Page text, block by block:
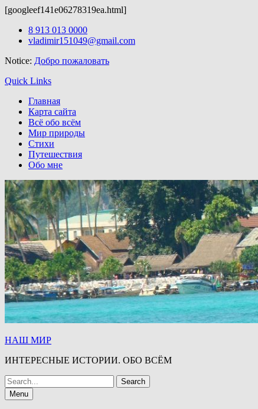
[googleef141e06278319ea.html]
Skip
8 913 013 0000
vladimir151049@gmail.com
Notice: Добро пожаловать
Quick Links
Главная
Карта сайта
Всё обо всём
Мир природы
Стихи
Путешествия
Обо мне
НАШ МИР
ИНТЕРЕСНЫЕ ИСТОРИИ. ОБО ВСЁМ
Search
for:Menu